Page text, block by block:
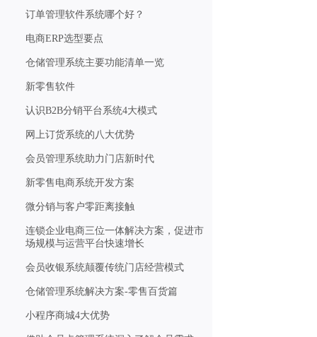
订单管理软件系统哪个好？
电商ERP选型要点
仓储管理系统主要功能清单一览
新零售软件
认识B2B分销平台系统4大模式
网上订货系统的八大优势
会员管理系统助力门店新时代
新零售电商系统开发方案
微分销与客户零距离接触
连锁企业电商三位一体解决方案，促进市
场规模与运营平台快速增长
会员收银系统颠覆传统门店经营模式
仓储管理系统解决方案-零售百货篇
小程序商城4大优势